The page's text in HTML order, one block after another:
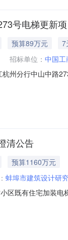
号电梯更新
预算89万元
7
招标单位： 中国
州分行中山中路
清公告
预算1160万元
蚌埠市建筑设计研
区既有住宅加装
万元，采用金额报